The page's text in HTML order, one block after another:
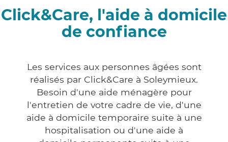
Click&Care, l'aide à domicile
de confiance
Les services aux personnes âgées sont
réalisés par Click&Care à Soleymieux.
Besoin d'une aide ménagère pour
l'entretien de votre cadre de vie, d'une
aide à domicile temporaire suite à une
hospitalisation ou d'une aide à